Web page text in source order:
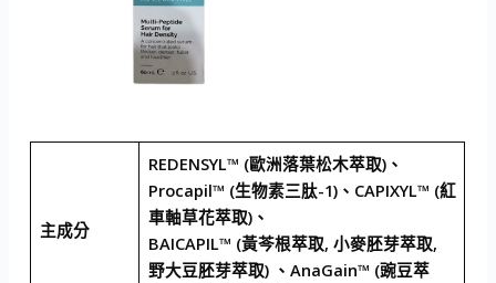
主成分
REDENSYL™ (歐洲落葉松木萃取)、
Procapil™ (生物素三肽-1)、CAPIXYL™ (紅
車軸草花萃取)、
BAICAPIL™ (黃芩根萃取, 小麥胚芽萃取,
野大豆胚芽萃取) 、AnaGain™ (豌豆萃